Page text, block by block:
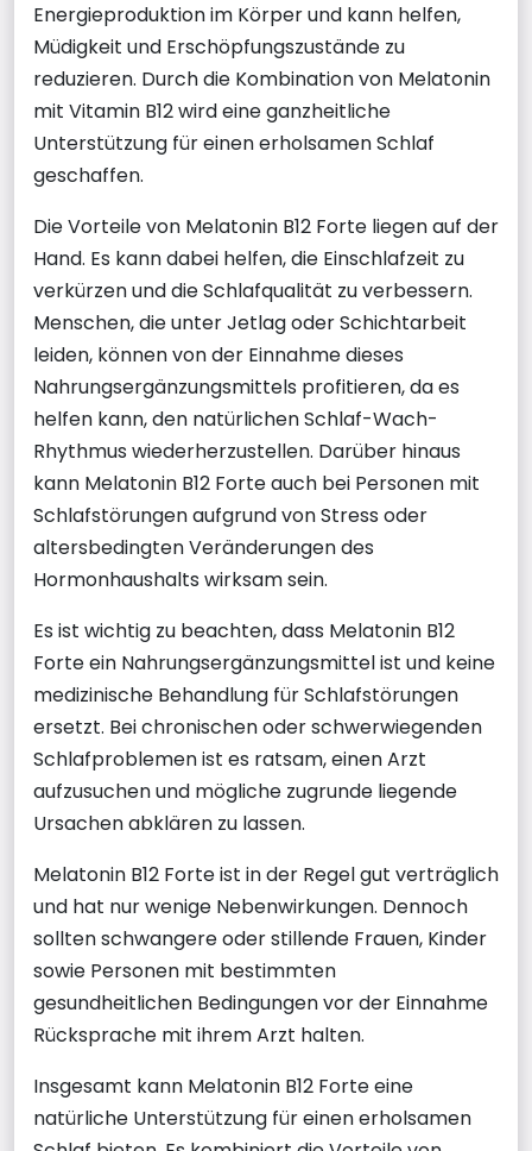
Energieproduktion im Körper und kann helfen,
Müdigkeit und Erschöpfungszustände zu
reduzieren. Durch die Kombination von Melatonin
mit Vitamin B12 wird eine ganzheitliche
Unterstützung für einen erholsamen Schlaf
geschaffen.
Die Vorteile von Melatonin B12 Forte liegen auf der
Hand. Es kann dabei helfen, die Einschlafzeit zu
verkürzen und die Schlafqualität zu verbessern.
Menschen, die unter Jetlag oder Schichtarbeit
leiden, können von der Einnahme dieses
Nahrungsergänzungsmittels profitieren, da es
helfen kann, den natürlichen Schlaf-Wach-
Rhythmus wiederherzustellen. Darüber hinaus
kann Melatonin B12 Forte auch bei Personen mit
Schlafstörungen aufgrund von Stress oder
altersbedingten Veränderungen des
Hormonhaushalts wirksam sein.
Es ist wichtig zu beachten, dass Melatonin B12
Forte ein Nahrungsergänzungsmittel ist und keine
medizinische Behandlung für Schlafstörungen
ersetzt. Bei chronischen oder schwerwiegenden
Schlafproblemen ist es ratsam, einen Arzt
aufzusuchen und mögliche zugrunde liegende
Ursachen abklären zu lassen.
Melatonin B12 Forte ist in der Regel gut verträglich
und hat nur wenige Nebenwirkungen. Dennoch
sollten schwangere oder stillende Frauen, Kinder
sowie Personen mit bestimmten
gesundheitlichen Bedingungen vor der Einnahme
Rücksprache mit ihrem Arzt halten.
Insgesamt kann Melatonin B12 Forte eine
natürliche Unterstützung für einen erholsamen